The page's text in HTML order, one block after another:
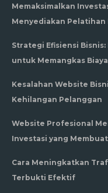
Memaksimalkan
Menyediakan
Strategi Efisiensi
untuk Memangkas
Kesalahan Website
Kehilangan Pelanggan
Website Profesional
Investasi yang
Cara Meningkatkan
Terbukti Efektif